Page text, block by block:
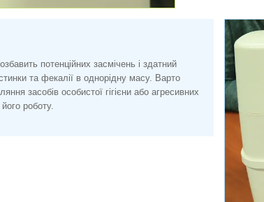
потенційних засмічень і здатний
та фекалії в однорідну масу. Варто
засобів особистої гігієни або агресивних
роботу.